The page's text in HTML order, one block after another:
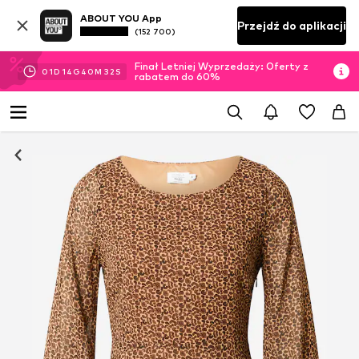
ABOUT YOU App
(152 700) Przejdź do aplikacji
01D 14 G 40M 32 S
Finał Letniej Wyprzedaży: Oferty z
rabatem do 60%